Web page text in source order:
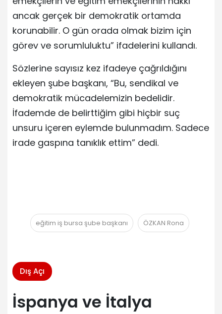
ancak gerçek bir demokratik ortamda
korunabilir. O gün orada olmak bizim için
görev ve sorumluluktu” ifadelerini kullandı.
Sözlerine sayısız kez ifadeye çağrıldığını
ekleyen şube başkanı, “Bu, sendikal ve
demokratik mücadelemizin bedelidir.
İfademde de belirttiğim gibi hiçbir suç
unsuru içeren eylemde bulunmadım. Sadece
irade gaspına tanıklık ettim” dedi.
eğitim iş bursa şube başkanı ÖZKAN Rona
Dış Açı
İspanya ve İtalya